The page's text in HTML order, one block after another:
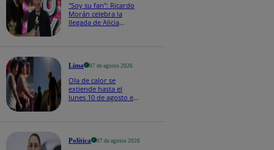
"Soy su fan": Ricardo
Morán celebra la
llegada de Alicia
Lima 07 de agosto 2026
Ola de calor se
extiende hasta el
lunes 10 de agosto en
Política 07 de agosto 2026